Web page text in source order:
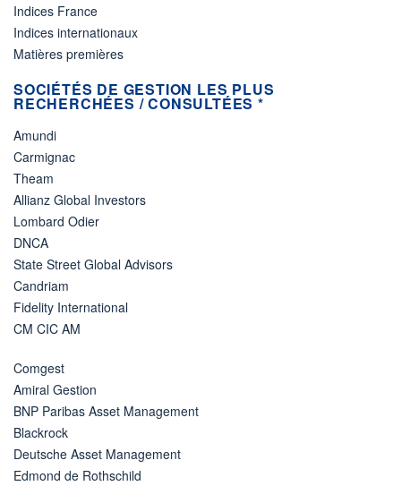
Indices France
Indices internationaux
Matières premières
SOCIÉTÉS DE GESTION LES PLUS
RECHERCHÉES / CONSULTÉES *
Amundi
Carmignac
Theam
Allianz Global Investors
Lombard Odier
DNCA
State Street Global Advisors
Candriam
Fidelity International
CM CIC AM
Comgest
Amiral Gestion
BNP Paribas Asset Management
Blackrock
Deutsche Asset Management
Edmond de Rothschild